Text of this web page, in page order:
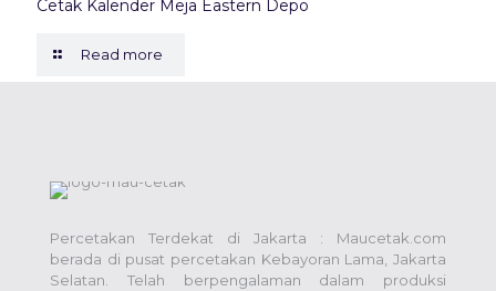
Cetak Kalender Meja Eastern Depo
Read more
Percetakan Terdekat di Jakarta : Maucetak.com
berada di pusat percetakan Kebayoran Lama, Jakarta
Selatan. Telah berpengalaman dalam produksi